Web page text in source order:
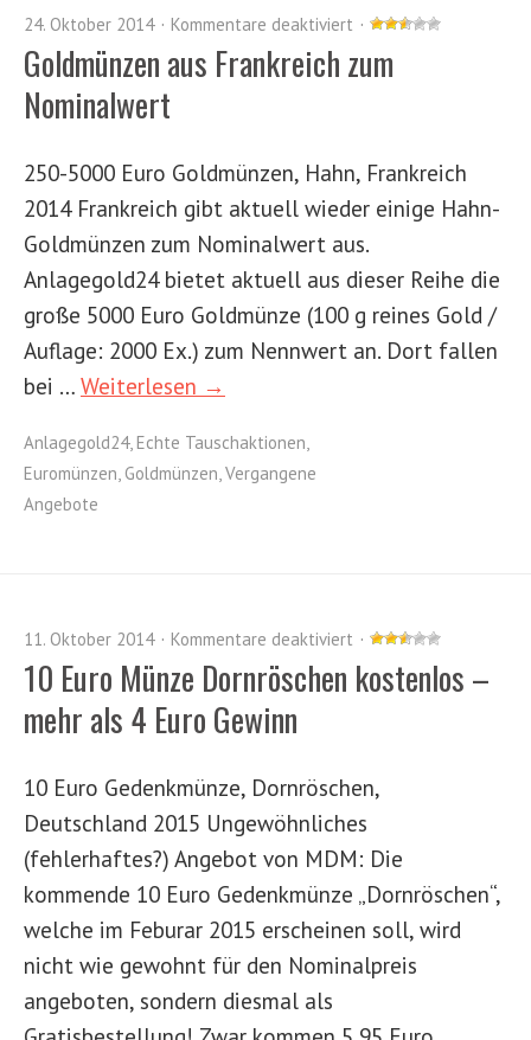
24. Oktober 2014 Kommentare deaktiviert
Goldmünzen aus Frankreich zum
Nominalwert
250-5000 Euro Goldmünzen, Hahn, Frankreich
2014 Frankreich gibt aktuell wieder einige Hahn-
Goldmünzen zum Nominalwert aus.
Anlagegold24 bietet aktuell aus dieser Reihe die
große 5000 Euro Goldmünze (100 g reines Gold /
Auflage: 2000 Ex.) zum Nennwert an. Dort fallen
bei … Weiterlesen →
Anlagegold24, Echte Tauschaktionen,
Euromünzen, Goldmünzen,Vergangene
Angebote
11. Oktober 2014 Kommentare deaktiviert
10 Euro Münze Dornröschen kostenlos –
mehr als 4 Euro Gewinn
10 Euro Gedenkmünze, Dornröschen,
Deutschland 2015 Ungewöhnliches
(fehlerhaftes?) Angebot von MDM: Die
kommende 10 Euro Gedenkmünze „Dornröschen“,
welche im Feburar 2015 erscheinen soll, wird
nicht wie gewohnt für den Nominalpreis
angeboten, sondern diesmal als